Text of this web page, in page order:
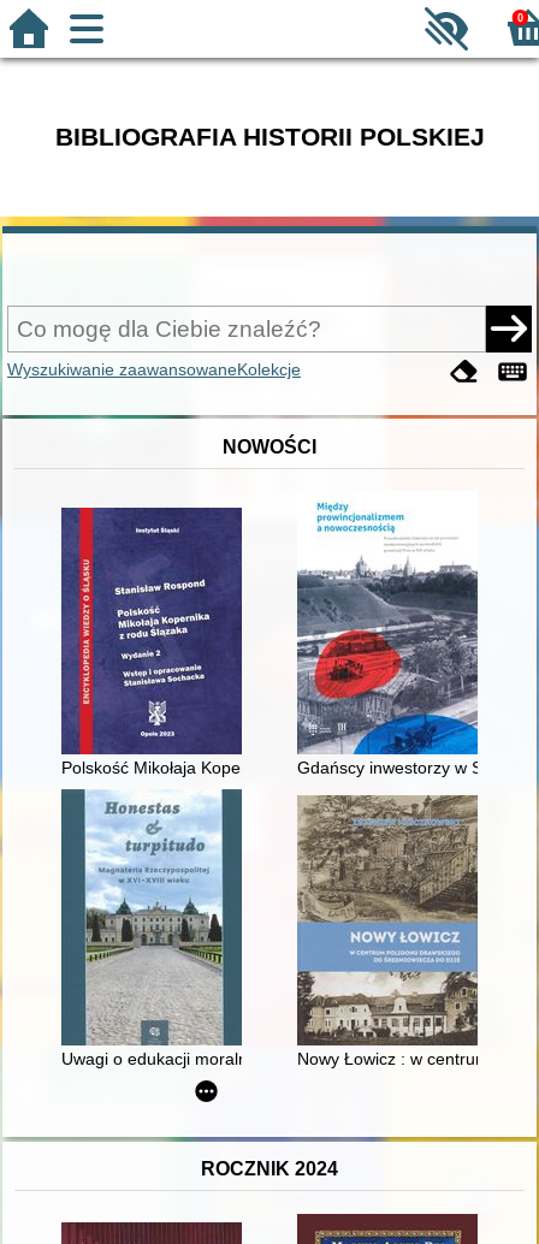
0
BIBLIOGRAFIA HISTORII POLSKIEJ
Wyszukiwanie zaawansowaneKolekcje
NOWOŚCI
Polskość Mikołaja Kopernika z rodu Ślązaka
Gdańscy inwestorzy w
Uwagi o edukacji moralnej synów szlacheckich w XVI-
Nowy Łowicz : w centrum
ROCZNIK 2024